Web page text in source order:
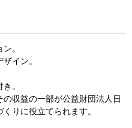
。
イン。
。
収益の一部が公益財団法人日
りに役立てられます。